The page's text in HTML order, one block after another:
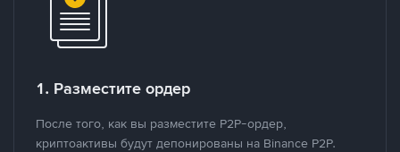
1. Разместите ордер
После того, как вы разместите P2P-ордер,
криптоактивы будут депонированы на Binance P2P.